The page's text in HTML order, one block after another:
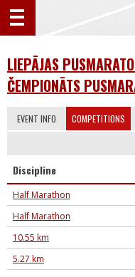
LIEPĀJAS
ČEMPIONĀTS
EVENT INFO COMPETITIONS
Discipline
Half Marathon
Half Marathon
10.55 km
5.27 km